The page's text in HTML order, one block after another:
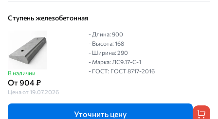
Ступень железобетонная
В наличии
От 904 ₽
Цена от 19.07.2026
- Длина: 900
- Высота: 168
- Ширина: 290
- Марка: ЛС9.17-С-1
- ГОСТ: ГОСТ 8717-2016
Уточнить цену